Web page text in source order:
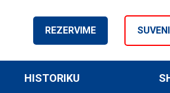
REZERVIME
HISTORIKU